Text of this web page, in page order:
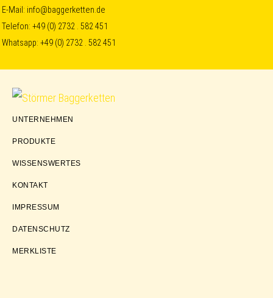
Skip
to
primary
navigation
Skip
to
content
Skip
to
E-Mail: info@baggerketten.de
Telefon:+49 (0) 2732 . 582 451
Whatsapp:+49 (0) 2732 . 582 451
Störmer
UNTERNEHMEN
PRODUKTE
WISSENSWERTES
KONTAKT
IMPRESSUM
DATENSCHUTZ
MERKLISTE